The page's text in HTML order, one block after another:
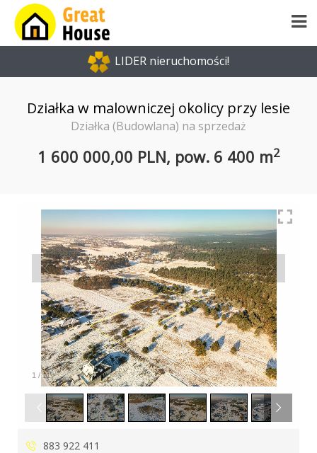
Działka w malowniczej okolicy przy lesie
Działka (Budowlana) na sprzedaż
1 600 000,00 PLN, pow. 6 400 m2
1 /11
883 922 411
LIDER nieruchomości!